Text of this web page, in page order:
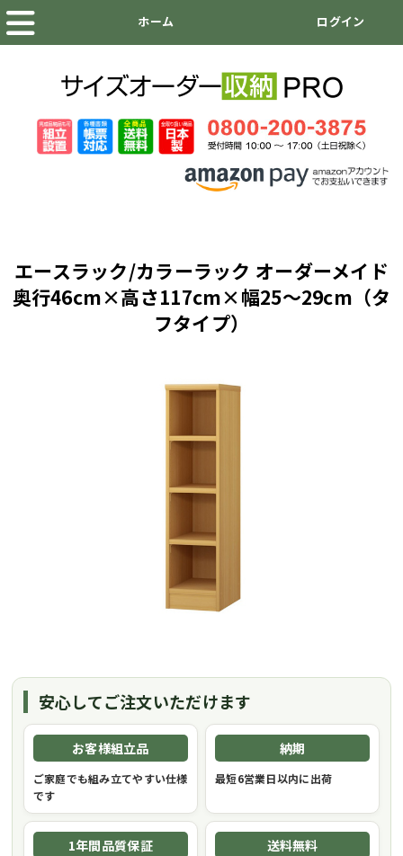
エースラック/カラーラック オーダーメイド
奥行46cm×高さ117cm×幅25～29cm（タ
フタイプ）
安心してご注文いただけます
お客様組立品
ご家庭でも組み立てやすい仕様
です
納期
最短6営業日以内に出荷
1年間品質保証 送料無料